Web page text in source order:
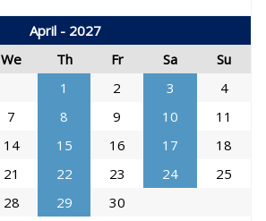
April - 2027
We Th Fr Sa
Su
1
2 3
4
7 8 9 10
11
14 15 16 17
18
21 22 23 24
25
28 29 30